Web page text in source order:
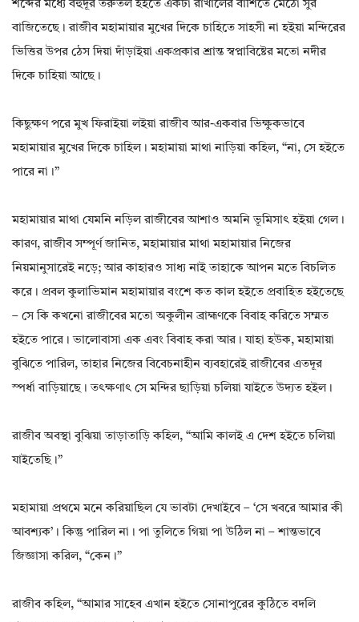
শব্দের মধ্যে বহুদূর তরুতল হইতে একটা রাখালের বাঁশিতে মেঠো সুর
বাজিতেছে। রাজীব মহামায়ার মুখের দিকে চাহিতে সাহসী না হইয়া মন্দিরের
ভিত্তির উপর ঠেস দিয়া দাঁড়াইয়া একপ্রকার শ্রান্ত স্বপ্নাবিষ্টের মতো নদীর
দিকে চাহিয়া আছে।
কিছুক্ষণ পরে মুখ ফিরাইয়া লইয়া রাজীব আর-একবার ভিক্ষুকভাবে
মহামায়ার মুখের দিকে চাহিল। মহামায়া মাথা নাড়িয়া কহিল, “না, সে হইতে
পারে না।”
মহামায়ার মাথা যেমনি নড়িল রাজীবের আশাও অমনি ভূমিসাৎ হইয়া গেল।
কারণ, রাজীব সম্পূর্ণ জানিত, মহামায়ার মাথা মহামায়ার নিজের
নিয়মানুসারেই নড়ে; আর কাহারও সাধ্য নাই তাহাকে আপন মতে বিচলিত
করে। প্রবল কুলাভিমান মহামায়ার বংশে কত কাল হইতে প্রবাহিত হইতেছে
– সে কি কখনো রাজীবের মতো অকুলীন ব্রাহ্মণকে বিবাহ করিতে সম্মত
হইতে পারে। ভালোবাসা এক এবং বিবাহ করা আর। যাহা হউক, মহামায়া
বুঝিতে পারিল, তাহার নিজের বিবেচনাহীন ব্যবহারেই রাজীবের এতদূর
স্পর্ধা বাড়িয়াছে। তৎক্ষণাৎ সে মন্দির ছাড়িয়া চলিয়া যাইতে উদ্যত হইল।
রাজীব অবস্থা বুঝিয়া তাড়াতাড়ি কহিল, “আমি কালই এ দেশ হইতে চলিয়া
যাইতেছি।”
মহামায়া প্রথমে মনে করিয়াছিল যে ভাবটা দেখাইবে – ‘সে খবরে আমার কী
আবশ্যক’। কিন্তু পারিল না। পা তুলিতে গিয়া পা উঠিল না – শান্তভাবে
জিজ্ঞাসা করিল, “কেন।”
রাজীব কহিল, “আমার সাহেব এখান হইতে সোনাপুরের কুঠিতে বদলি